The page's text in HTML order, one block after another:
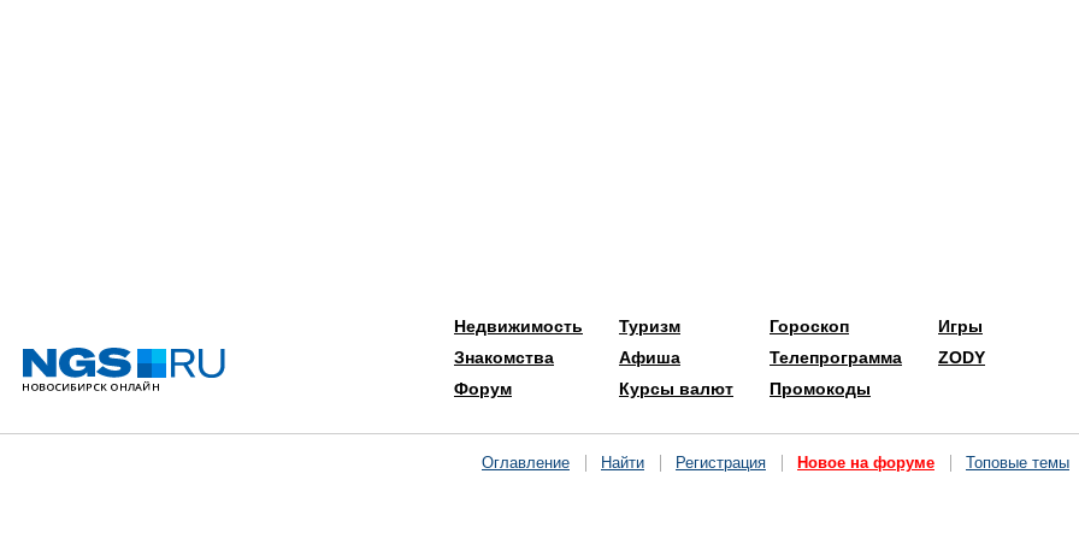
Недвижимость
Знакомства
Форум
Туризм
Афиша
Курсы валют
Гороскоп
Телепрограмма
Промокоды
Игры
ZODY
Оглавление Найти Регистрация Новое на форуме Топовые темы